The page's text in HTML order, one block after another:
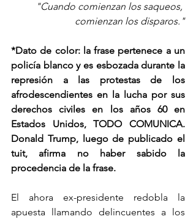
"Cuando comienzan los saqueos,
comienzan los disparos."
*Dato de color: la frase pertenece a un
policía blanco y es esbozada durante la
represión a las protestas de los
afrodescendientes en la lucha por sus
derechos civiles en los años 60 en
Estados Unidos, TODO COMUNICA.
Donald Trump, luego de publicado el
tuit, afirma no haber sabido la
procedencia de la frase.
El ahora ex-presidente redobla la
apuesta llamando delincuentes a los